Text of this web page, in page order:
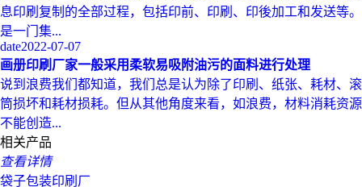
息印刷复制的全部过程，包括印前、印刷、印後加工和发送等。
是一门集...
date2022-07-07
画册印刷厂家一般采用柔软易吸附油污的面料进行处理
说到浪费我们都知道，我们总是认为除了印刷、纸张、耗材、滚
筒损坏和耗材损耗。但从其他角度来看，如浪费，材料消耗资源
不能创造...
相关产品
查看详情
袋子包装印刷厂